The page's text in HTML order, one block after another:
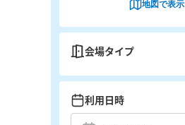
地図で表示
会場タイプ
利用日時